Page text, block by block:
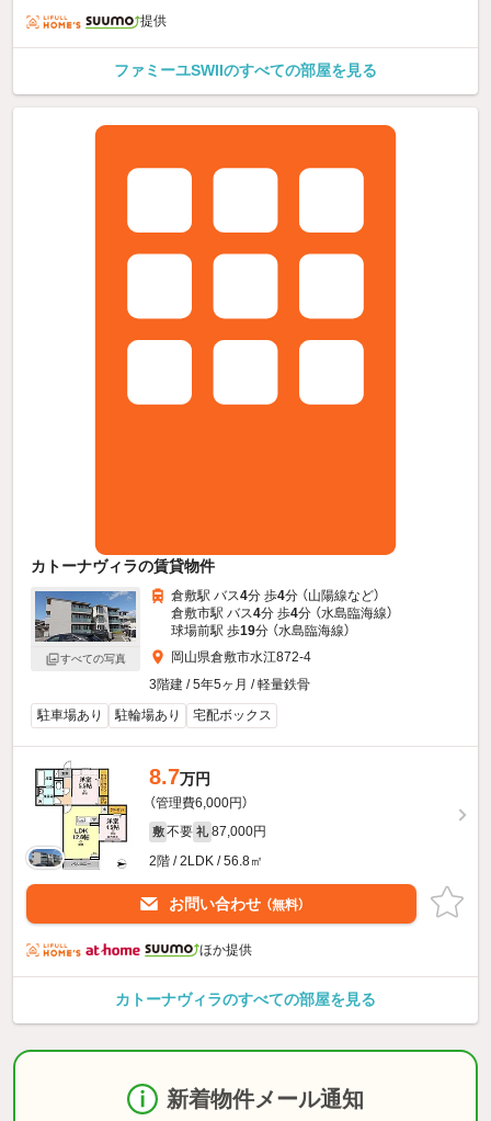
提供
ファミーユSWIIのすべての部屋を見る
カトーナヴィラの賃貸物件
すべての写真
倉敷駅 バス4分 歩4分 （山陽線など）
倉敷市駅 バス4分 歩4分 （水島臨海線）
球場前駅 歩19分 （水島臨海線）
岡山県倉敷市水江872-4
3階建 / 5年5ヶ月 / 軽量鉄骨
駐車場あり
駐輪場あり 宅配ボックス
8.7万円
（管理費6,000円）
敷 不要 礼 87,000円
2階 / 2LDK / 56.8㎡
お問い合わせ （無料）
ほか提供
カトーナヴィラのすべての部屋を見る
新着物件メール通知